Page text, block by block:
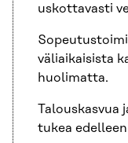
uskottavasti
väliaikaisista
huolimatta.
Talouskasvua
tukea